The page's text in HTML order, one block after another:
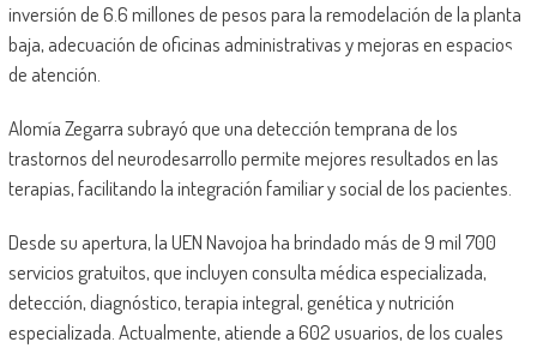
inversión de 6.6 millones de pesos para la remodelación de la planta
baja, adecuación de oficinas administrativas y mejoras en espacios
de atención.
Alomía Zegarra subrayó que una detección temprana de los
trastornos del neurodesarrollo permite mejores resultados en las
terapias, facilitando la integración familiar y social de los pacientes.
Desde su apertura, la UEN Navojoa ha brindado más de 9 mil 700
servicios gratuitos, que incluyen consulta médica especializada,
detección, diagnóstico, terapia integral, genética y nutrición
especializada. Actualmente, atiende a 602 usuarios, de los cuales